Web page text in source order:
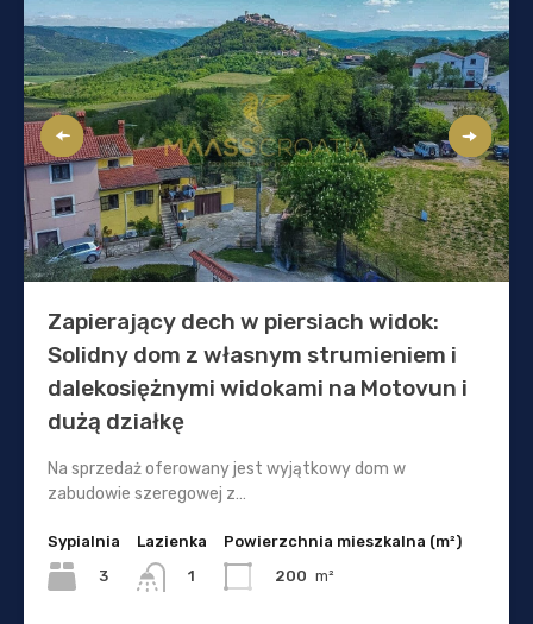
Zapierający dech w piersiach widok:
Solidny dom z własnym strumieniem i
dalekosiężnymi widokami na Motovun i
dużą działkę
Na sprzedaż oferowany jest wyjątkowy dom w
zabudowie szeregowej z…
Sypialnia
3
Lazienka
1
Powierzchnia mieszkalna (m²)
200 m²